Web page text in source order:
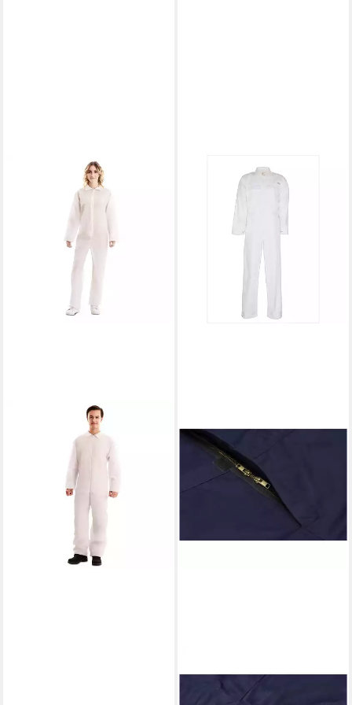
Kostüm Kostüm
Arbeitsoverall weiß Unisex
lieferbar - in 2-3 Werktagen bei dir
ab 61,54 €